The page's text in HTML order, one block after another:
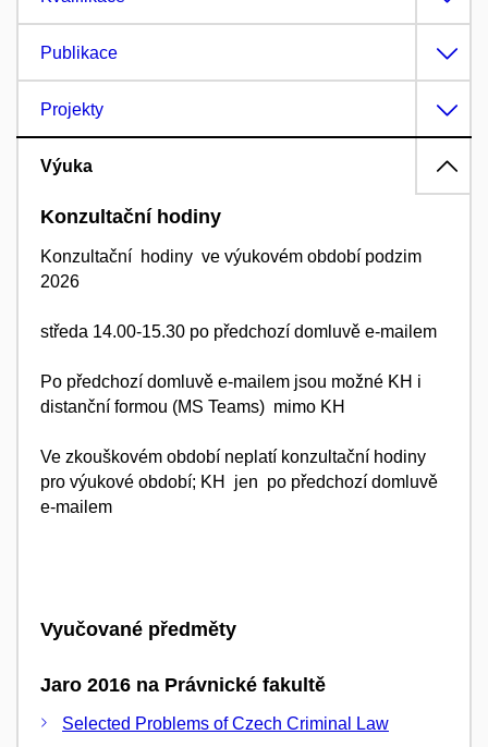
Publikace
Projekty
Výuka
Konzultační hodiny
Konzultační hodiny ve výukovém období podzim
2026
středa 14.00-15.30 po předchozí domluvě e-mailem
Po předchozí domluvě e-mailem jsou možné KH i
distanční formou (MS Teams) mimo KH
Ve zkouškovém období neplatí konzultační hodiny
pro výukové období; KH jen po předchozí domluvě
e-mailem
Vyučované předměty
Jaro 2016 na Právnické fakultě
Selected Problems of Czech Criminal Law